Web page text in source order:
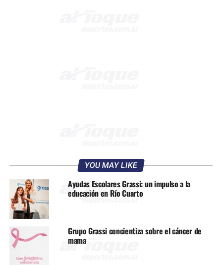
YOU MAY LIKE
Ayudas Escolares Grassi: un impulso a la
educación en Río Cuarto
Grupo Grassi concientiza sobre el cáncer de
mama